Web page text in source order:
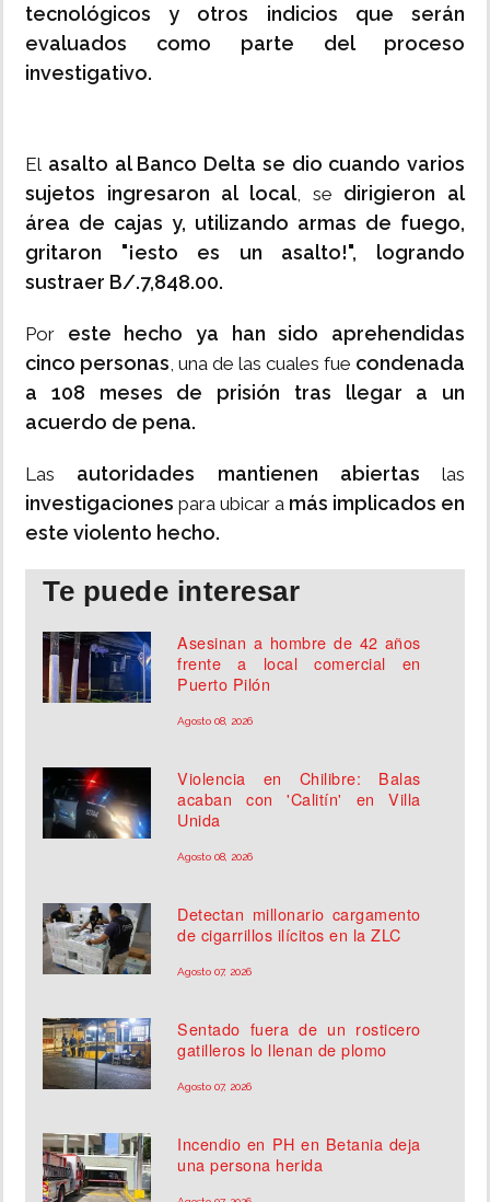
tecnológicos y otros indicios que serán
evaluados como parte del proceso
investigativo.
El asalto al Banco Delta se dio cuando varios
sujetos ingresaron al local, se dirigieron al
área de cajas y, utilizando armas de fuego,
gritaron "¡esto es un asalto!", logrando
sustraer B/.7,848.00.
Por este hecho ya han sido aprehendidas
cinco personas, una de las cuales fue condenada
a 108 meses de prisión tras llegar a un
acuerdo de pena.
Las autoridades mantienen abiertas las
investigaciones para ubicar a más implicados en
este violento hecho.
Te puede interesar
Asesinan a hombre de 42 años
frente a local comercial en
Puerto Pilón
Agosto 08, 2026
Violencia en Chilibre: Balas
acaban con 'Calitín' en Villa
Unida
Agosto 08, 2026
Detectan millonario cargamento
de cigarrillos ilícitos en la ZLC
Agosto 07, 2026
Sentado fuera de un rosticero
gatilleros lo llenan de plomo
Agosto 07, 2026
Incendio en PH en Betania deja
una persona herida